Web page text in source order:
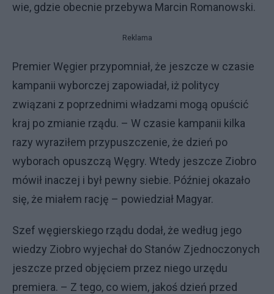
wie, gdzie obecnie przebywa Marcin Romanowski.
Reklama
Premier Węgier przypomniał, że jeszcze w czasie
kampanii wyborczej zapowiadał, iż politycy
związani z poprzednimi władzami mogą opuścić
kraj po zmianie rządu. – W czasie kampanii kilka
razy wyraziłem przypuszczenie, że dzień po
wyborach opuszczą Węgry. Wtedy jeszcze Ziobro
mówił inaczej i był pewny siebie. Później okazało
się, że miałem rację – powiedział Magyar.
Szef węgierskiego rządu dodał, że według jego
wiedzy Ziobro wyjechał do Stanów Zjednoczonych
jeszcze przed objęciem przez niego urzędu
premiera. – Z tego, co wiem, jakoś dzień przed